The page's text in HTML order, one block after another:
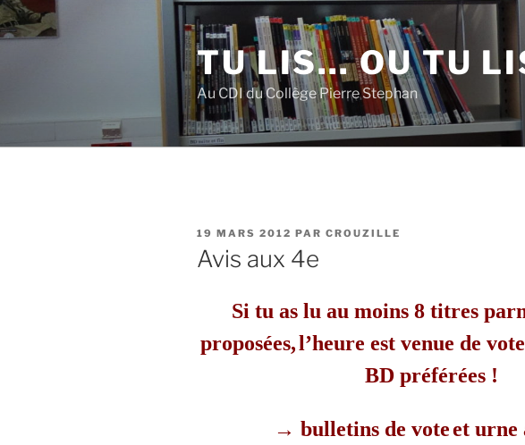
Aller
au
TU LIS… OU TU
Au CDI du Collège Pierre Stephan
PUBLIÉ
LE
19 MARS 2012 PAR CROUZILLE
Avis aux 4e
Si tu as lu au moins 8 titres
proposées,l’heure est venue de
BD préférées !
→ bulletins de voteet urne